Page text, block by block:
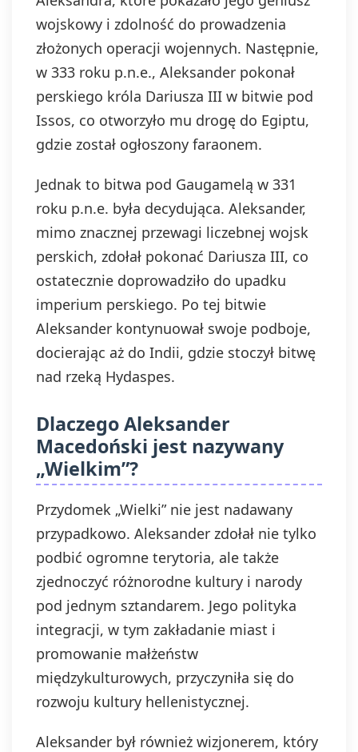
wojskowy i zdolność do prowadzenia
złożonych operacji wojennych. Następnie,
w 333 roku p.n.e., Aleksander pokonał
perskiego króla Dariusza III w bitwie pod
Issos, co otworzyło mu drogę do Egiptu,
gdzie został ogłoszony faraonem.
Jednak to bitwa pod Gaugamelą w 331
roku p.n.e. była decydująca. Aleksander,
mimo znacznej przewagi liczebnej wojsk
perskich, zdołał pokonać Dariusza III, co
ostatecznie doprowadziło do upadku
imperium perskiego. Po tej bitwie
Aleksander kontynuował swoje podboje,
docierając aż do Indii, gdzie stoczył bitwę
nad rzeką Hydaspes.
Dlaczego Aleksander
Macedoński jest nazywany
„Wielkim”?
Przydomek „Wielki” nie jest nadawany
przypadkowo. Aleksander zdołał nie tylko
podbić ogromne terytoria, ale także
zjednoczyć różnorodne kultury i narody
pod jednym sztandarem. Jego polityka
integracji, w tym zakładanie miast i
promowanie małżeństw
międzykulturowych, przyczyniła się do
rozwoju kultury hellenistycznej.
Aleksander był również wizjonerem, który